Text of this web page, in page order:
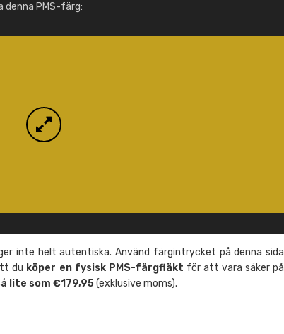
PMS-färg:
inte helt autentiska. Använd färgintrycket på denna sida
du köper en fysisk PMS-färgfläkt för att vara säker på
lite som €179,95(exklusive moms).